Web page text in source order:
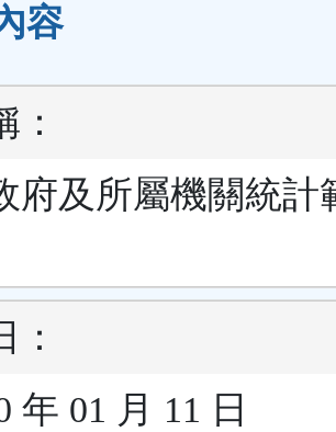
容
府及所屬機關統計
年 01 月 11 日